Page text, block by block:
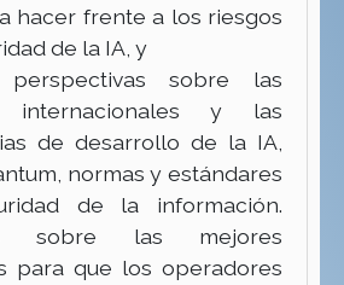
hacer frente a los riesgos
de la IA, y
perspectivas sobre las
internacionales y las
de desarrollo de la IA,
normas y estándares
de la información.
sobre las mejores
para que los operadores